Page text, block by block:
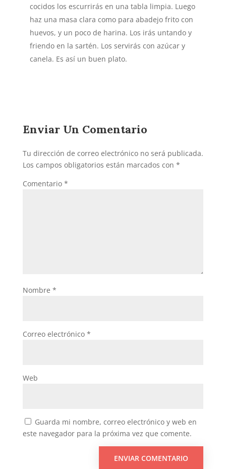
cocidos los escurrirás en una tabla limpia. Luego
haz una masa clara como para abadejo frito con
huevos, y un poco de harina. Los irás untando y
friendo en la sartén. Los servirás con azúcar y
canela. Es así un buen plato.
Enviar Un Comentario
Tu dirección de correo electrónico no será publicada.
Los campos obligatorios están marcados con *
Comentario *
Nombre *
Correo electrónico *
Web
Guarda mi nombre, correo electrónico y web en
este navegador para la próxima vez que comente.